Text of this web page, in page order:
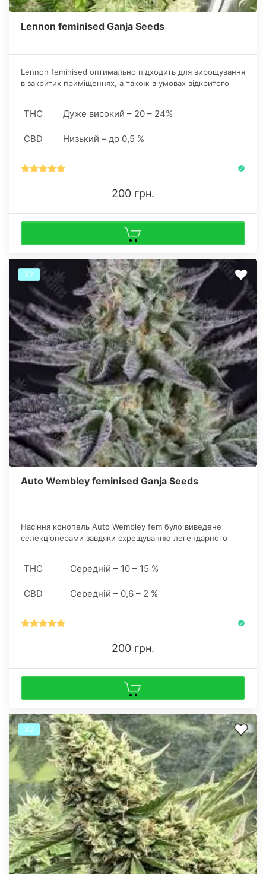
Lennon feminised Ganja Seeds
Lennon feminised оптимально підходить для вирощування
в закритих приміщеннях, а також в умовах відкритого
клонування (SOG)
THC Дуже високий – 20 – 24%
CBD Низький – до 0,5 %
200 грн.
Х2
Auto Wembley feminised Ganja Seeds
Насіння конопель Аuto Wembley fem було виведене
селекціонерами завдяки схрещуванню легендарного
THC Середній – 10 – 15 %
CBD Середній – 0,6 – 2 %
200 грн.
Х2